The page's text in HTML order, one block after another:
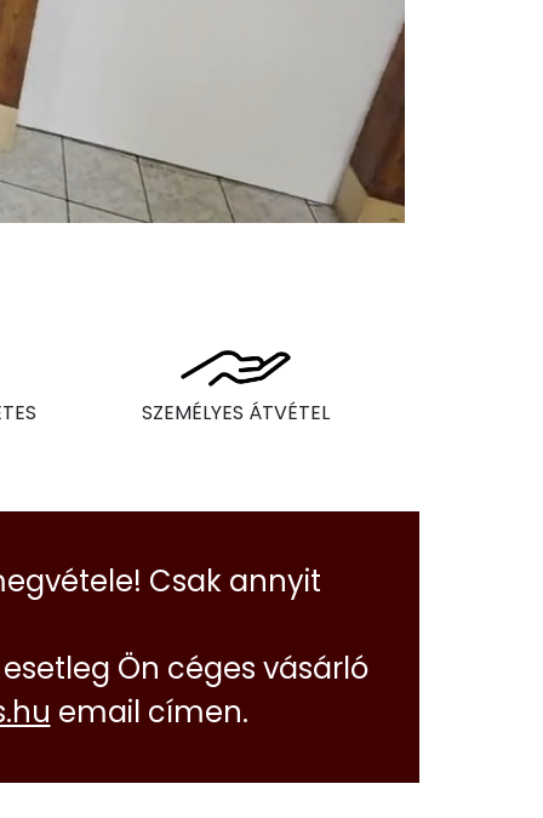
SZEMÉLYES ÁTVÉTEL
Csak annyit
Ön céges vásárló
email címen.